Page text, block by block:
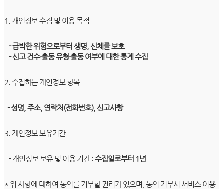
1. 개인정보 수집 및 이용 목적
- 급박한 위험으로부터 생명, 신체를 보호
- 신고 건수·출동 유형·출동 여부에 대한 통계 수집
2. 수집하는 개인정보 항목
- 성명, 주소, 연락처(전화번호), 신고사항
3. 개인정보 보유기간
- 개인정보 보유 및 이용 기간 : 수집일로부터 1년
* 위 사항에 대하여 동의를 거부할 권리가 있으며, 동의 거부시 서비스 이용